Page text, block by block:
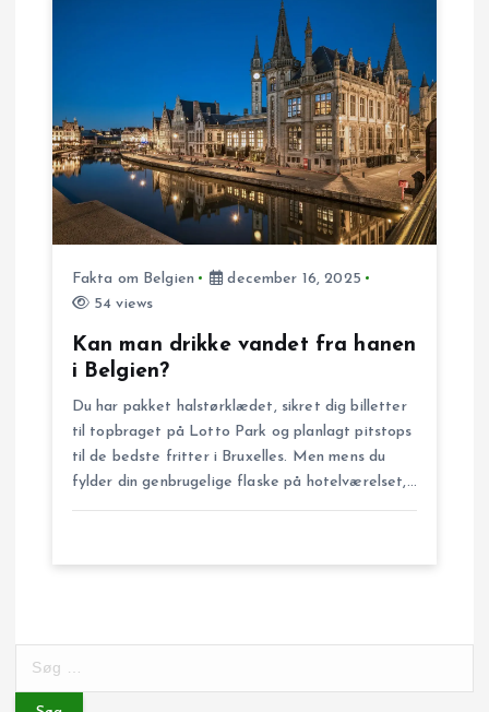
Fakta om Belgien
december 16, 2025
54 views
Kan man drikke vandet fra hanen
i Belgien?
Du har pakket halstørklædet, sikret dig billetter
til topbraget på Lotto Park og planlagt pitstops
til de bedste fritter i Bruxelles. Men mens du
fylder din genbrugelige flaske på hotelværelset,…